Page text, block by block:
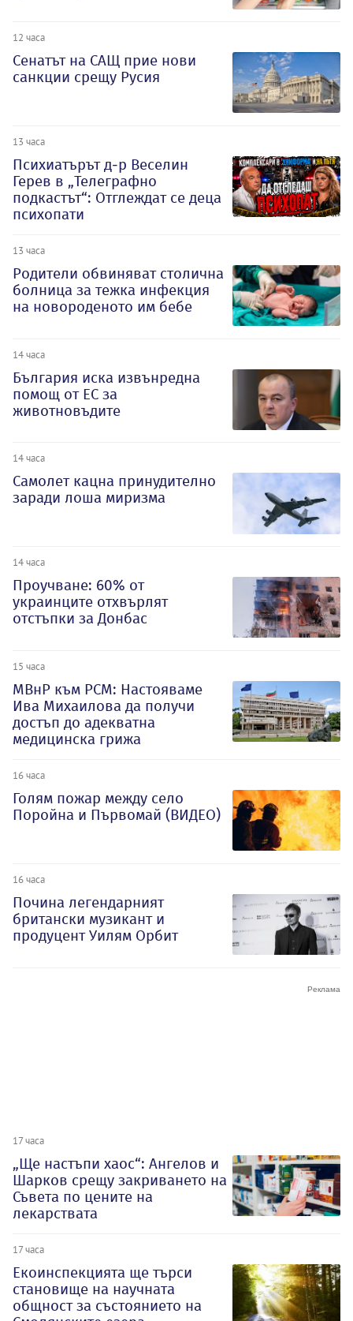
12 часа
Сенатът на САЩ прие нови
санкции срещу Русия
13 часа
Психиатърът д-р Веселин
Герев в „Телеграфно
подкастът“: Отглеждат се деца
психопати
13 часа
Родители обвиняват столична
болница за тежка инфекция
на новороденото им бебе
14 часа
България иска извънредна
помощ от ЕС за
животновъдите
14 часа
Самолет кацна принудително
заради лоша миризма
14 часа
Проучване: 60% от
украинците отхвърлят
отстъпки за Донбас
15 часа
МВнР към РСМ: Настояваме
Ива Михаилова да получи
достъп до адекватна
медицинска грижа
16 часа
Голям пожар между село
Поройна и Първомай (ВИДЕО)
16 часа
Почина легендарният
британски музикант и
продуцент Уилям Орбит
17 часа
„Ще настъпи хаос“: Ангелов и
Шарков срещу закриването на
Съвета по цените на
лекарствата
17 часа
Екоинспекцията ще търси
становище на научната
общност за състоянието на